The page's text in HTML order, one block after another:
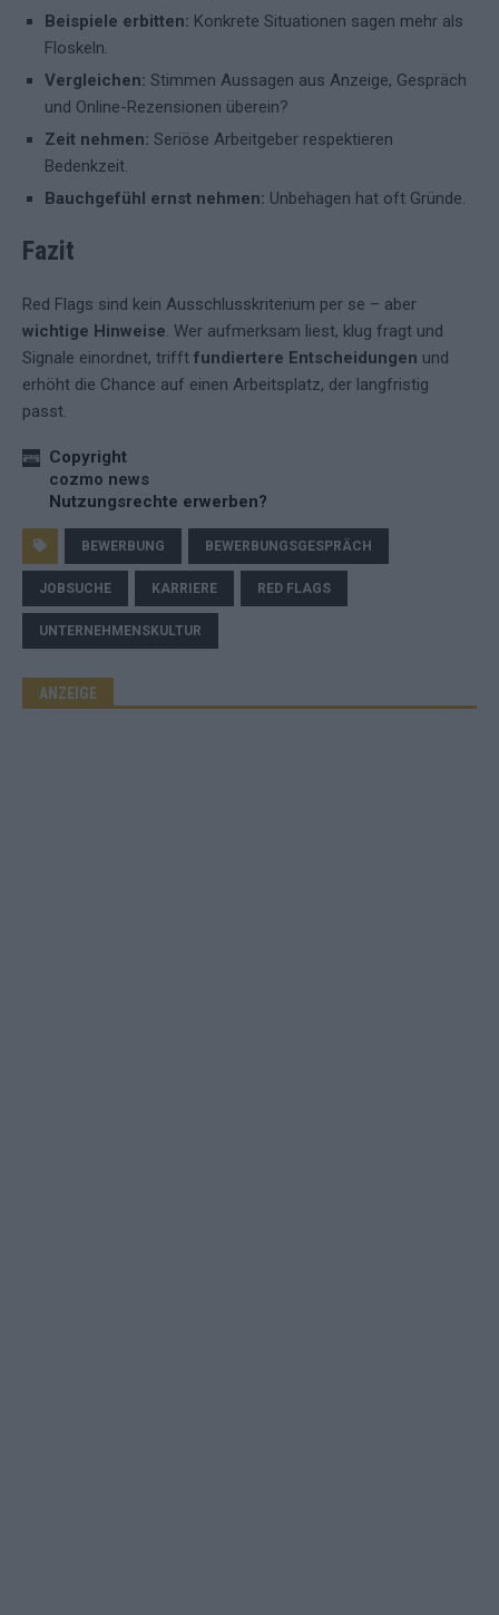
Beispiele erbitten: Konkrete Situationen sagen mehr als
Floskeln.
Vergleichen: Stimmen Aussagen aus Anzeige, Gespräch
und Online-Rezensionen überein?
Zeit nehmen: Seriöse Arbeitgeber respektieren
Bedenkzeit.
Bauchgefühl ernst nehmen: Unbehagen hat oft Gründe.
Fazit
Red Flags sind kein Ausschlusskriterium per se – aber
wichtige Hinweise. Wer aufmerksam liest, klug fragt und
Signale einordnet, trifft fundiertere Entscheidungen und
erhöht die Chance auf einen Arbeitsplatz, der langfristig
passt.
Copyright
cozmo news
Nutzungsrechte erwerben?
BEWERBUNG BEWERBUNGSGESPRÄCH
JOBSUCHE KARRIERE RED FLAGS
UNTERNEHMENSKULTUR
ANZEIGE